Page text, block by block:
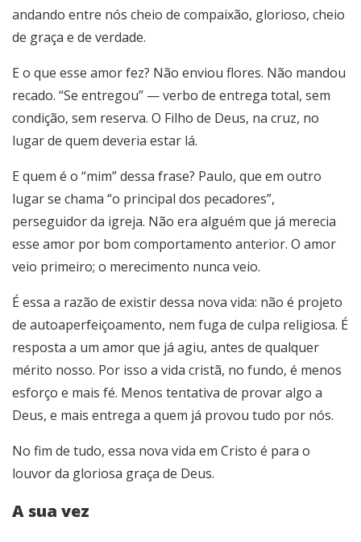
andando entre nós cheio de compaixão, glorioso, cheio
de graça e de verdade.
E o que esse amor fez? Não enviou flores. Não mandou
recado. “Se entregou” — verbo de entrega total, sem
condição, sem reserva. O Filho de Deus, na cruz, no
lugar de quem deveria estar lá.
E quem é o “mim” dessa frase? Paulo, que em outro
lugar se chama “o principal dos pecadores”,
perseguidor da igreja. Não era alguém que já merecia
esse amor por bom comportamento anterior. O amor
veio primeiro; o merecimento nunca veio.
É essa a razão de existir dessa nova vida: não é projeto
de autoaperfeiçoamento, nem fuga de culpa religiosa. É
resposta a um amor que já agiu, antes de qualquer
mérito nosso. Por isso a vida cristã, no fundo, é menos
esforço e mais fé. Menos tentativa de provar algo a
Deus, e mais entrega a quem já provou tudo por nós.
No fim de tudo, essa nova vida em Cristo é para o
louvor da gloriosa graça de Deus.
A sua vez